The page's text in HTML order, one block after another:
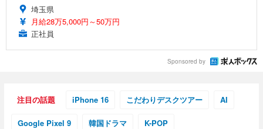
埼玉県
月給28万5,000円～50万円
正社員
Sponsored by
注目の話題 iPhone 16 こだわりデスクツアー AI
Google Pixel 9 韓国ドラマ K-POP